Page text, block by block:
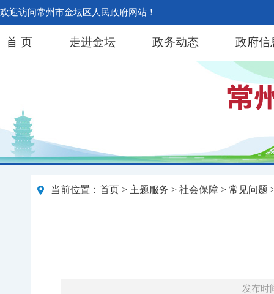
欢迎访问常州市金坛区人民政府网站！
首 页 走进金坛 政务动态 政府信
当前位置： 首页 > 主题服务 > 社会保障 > 常见问题
发布时